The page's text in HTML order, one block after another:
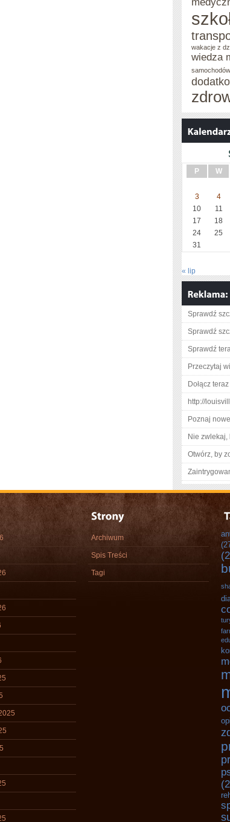
wakacje z
wiedza
samochodów
P W
3
4
10
11
17
18
24
25
31
« lip
Sprawdź
Sprawdź
Sprawdź
Przeczytaj
Dołącz teraz
http://
Poznaj
Nie zwlekaj,
Otwórz, by
Archiwum
Spis Treści
Tagi